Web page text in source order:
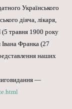
Українського
діяча, лікаря,
травня 1900 року
Франка (27
наших
—